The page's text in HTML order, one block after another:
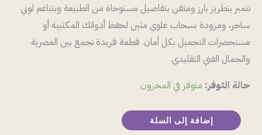
تتميز بتطريز بارز ومتقن بتفاصيل مستوحاة من الطبيعة وبتناغم لوني
ساحر، ومزودة بسحاب علوي متين لحفظ أدواتك المكتبية أو
مستحضرات التجميل بكل أمان. قطعة فريدة تجمع بين العصرية
والجمال الفني التقليدي.
حالة التوفر: متوفر في المخزون
إضافة إلى السلة